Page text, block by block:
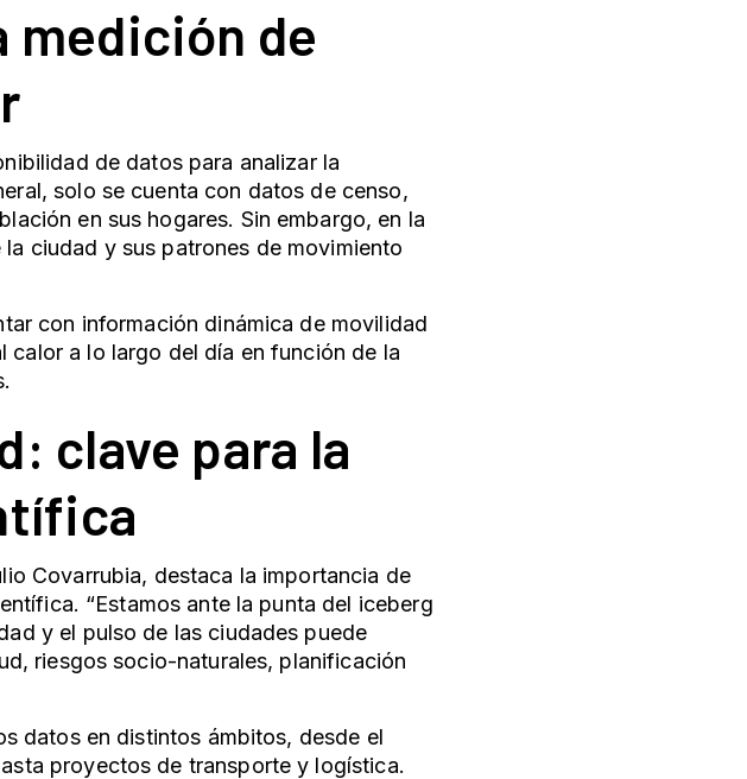
medición de
de datos para analizar la
solo se cuenta con datos de censo,
en sus hogares. Sin embargo, en la
ciudad y sus patrones de movimiento
con información dinámica de movilidad
calor a lo largo del día en función de la
clave para la
Covarrubia, destaca la importancia de
“Estamos ante la punta del iceberg
y el pulso de las ciudades puede
riesgos socio-naturales, planificación
datos en distintos ámbitos, desde el
proyectos de transporte y logística.